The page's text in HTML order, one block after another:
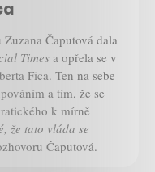
Čaputová dala
Timesa opřela se v
Fica. Ten na sebe
a tím, že se
k mírně
že tato vláda se
Čaputová.